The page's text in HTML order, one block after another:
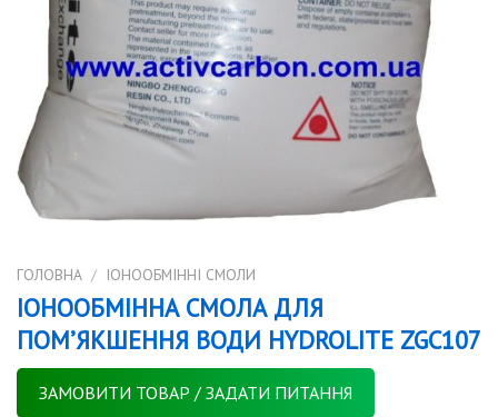
ГОЛОВНА / IОНООБМІННІ СМОЛИ
ІОНООБМІННА СМОЛА ДЛЯ
ПОМ’ЯКШЕННЯ ВОДИ HYDROLITE ZGC107
ЗАМОВИТИ ТОВАР / ЗАДАТИ ПИТАННЯ